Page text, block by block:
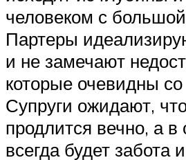
человеком с
Партеры
и не замечают
которые очевидны
Супруги ожидают,
продлится вечно, а
всегда будет забота